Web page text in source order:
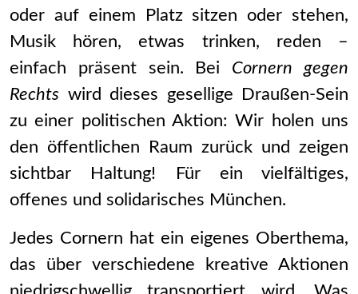
oder auf einem Platz sitzen oder stehen,
Musik hören, etwas trinken, reden –
einfach präsent sein. Bei Cornern gegen
Rechts wird dieses gesellige Draußen-Sein
zu einer politischen Aktion: Wir holen uns
den öffentlichen Raum zurück und zeigen
sichtbar Haltung! Für ein vielfältiges,
offenes und solidarisches München.
Jedes Cornern hat ein eigenes Oberthema,
das über verschiedene kreative Aktionen
niedrigschwellig transportiert wird. Was